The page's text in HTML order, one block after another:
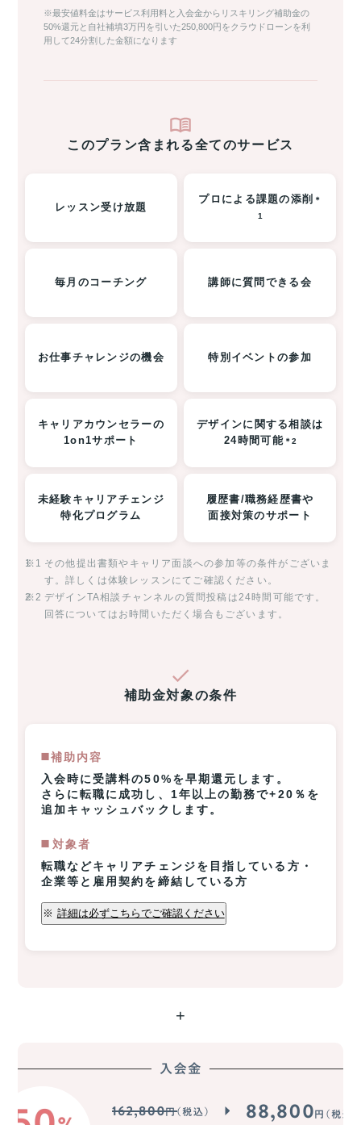
※最安値料金はサービス利用料と入会金からリスキリング補助金の
50%還元と自社補填3万円を引いた250,800円をクラウドローンを利
用して24分割した金額になります
このプラン含まれる全てのサービス
レッスン受け放題
プロによる課題の添削 ＊
1
毎月のコーチング 講師に質問できる会
お仕事チャレンジの機会 特別イベントの参加
キャリアカウンセラーの
1on1サポート
デザインに関する相談は
24時間可能 ＊2
未経験キャリアチェンジ
特化プログラム
履歴書/職務経歴書や
面接対策のサポート
※1 その他提出書類やキャリア面談への参加等の条件がございま
す。詳しくは体験レッスンにてご確認ください。
※2 デザインTA相談チャンネルの質問投稿は24時間可能です。
回答についてはお時間いただく場合もございます。
補助金対象の条件
◼️補助内容
入会時に受講料の50%を早期還元します。
さらに転職に成功し、1年以上の勤務で+20％を
追加キャッシュバックします。
◼️️対象者
転職などキャリアチェンジを目指している方・
企業等と雇用契約を締結している方
※ 詳細は必ずこちらでご確認ください
+